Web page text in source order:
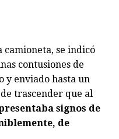
camioneta, se indicó
contusiones de
y enviado hasta un
trascender que al
signos de
de